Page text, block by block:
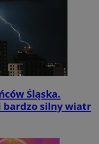
Śląska.
bardzo silny wiatr